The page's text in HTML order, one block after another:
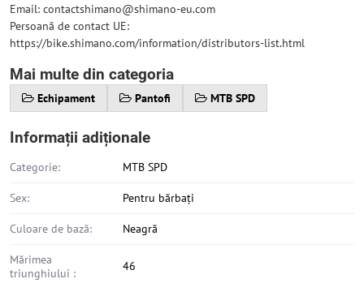
Email: contactshimano@shimano-eu.com
Persoană de contact UE:
https://bike.shimano.com/information/distributors-list.html
Mai multe din categoria
Echipament Pantofi MTB SPD
Informații adiționale
Categorie: MTB SPD
Sex: Pentru bărbați
Culoare de bază: Neagră
Mărimea
triunghiului :
46